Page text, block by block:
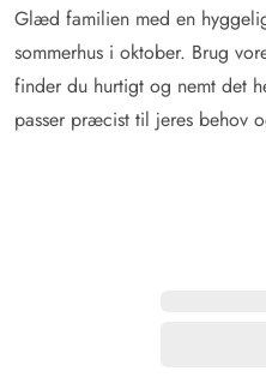
Glæd familien med en
sommerhus i oktober. Brug
finder du hurtigt og nemt det
passer præcist til jeres behov